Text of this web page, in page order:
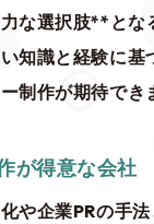
な選択肢**とな
知識と経験に基
制作が期待でき
が得意な会社
や企業PRの手